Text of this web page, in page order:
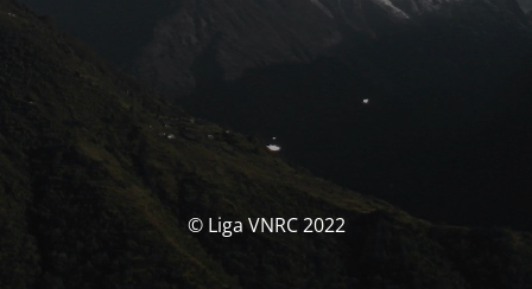
© Liga VNRC 2022